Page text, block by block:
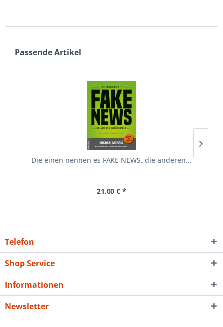
Passende Artikel
Die einen nennen es FAKE NEWS, die anderen...
21,00 € *
Telefon
Shop Service
Informationen
Newsletter